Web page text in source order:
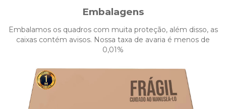
Embalagens
Embalamos os quadros com muita proteção, além disso, as
caixas contém avisos. Nossa taxa de avaria é menos de
0,01%